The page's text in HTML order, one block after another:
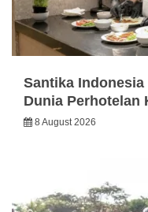
Santika
Dunia Perhotelan
8 August 2026